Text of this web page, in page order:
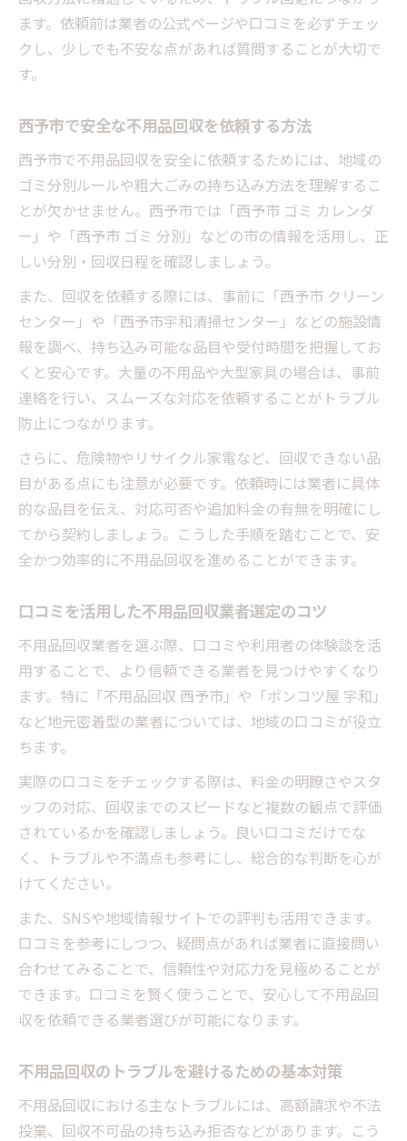
安心して依頼できる不用品回収見積もり方
法
回収後アフターサービスの重要性を徹底解説
スとは
特徴
トラブル時に頼れる不用品回収アフター対
応
満足度が高い不用品回収はアフターにも注
回収後のフォローがある不用品回収を選ぶ
利点
西予市特有のゴミ分別・処分ルール私的まとめ
西予市で不用品回収前に知るべき分別ルー
ル
ゴミカレンダー活用で不用品回収がスムー
ズに
西予市の粗大ごみ持ち込みと分別ポイント
不用品回収依頼時に守りたい処分ルール
クリーンセンター利用と不用品回収の関係
不用品回収でトラブルを防ぐための基礎知
識
危険物回収不可を理解した不用品回収依頼
法
悪質業者を避ける不用品回収の選び方
イント
回収後のトラブル事例から学ぶ安全対策
ます。依頼前は業者の公式ページや口コミを必ずチェッ
クし、少しでも不安な点があれば質問することが大切で
す。
西予市で安全な不用品回収を依頼する方法
西予市で不用品回収を安全に依頼するためには、地域の
ゴミ分別ルールや粗大ごみの持ち込み方法を理解するこ
とが欠かせません。西予市では「西予市 ゴミ カレンダ
ー」や「西予市 ゴミ 分別」などの市の情報を活用し、正
しい分別・回収日程を確認しましょう。
また、回収を依頼する際には、事前に「西予市 クリーン
センター」や「西予市宇和清掃センター」などの施設情
報を調べ、持ち込み可能な品目や受付時間を把握してお
くと安心です。大量の不用品や大型家具の場合は、事前
連絡を行い、スムーズな対応を依頼することがトラブル
防止につながります。
さらに、危険物やリサイクル家電など、回収できない品
目がある点にも注意が必要です。依頼時には業者に具体
的な品目を伝え、対応可否や追加料金の有無を明確にし
てから契約しましょう。こうした手順を踏むことで、安
全かつ効率的に不用品回収を進めることができます。
口コミを活用した不用品回収業者選定のコツ
不用品回収業者を選ぶ際、口コミや利用者の体験談を活
用することで、より信頼できる業者を見つけやすくなり
ます。特に「不用品回収 西予市」や「ポンコツ屋 宇和」
など地元密着型の業者については、地域の口コミが役立
ちます。
実際の口コミをチェックする際は、料金の明瞭さやスタ
ッフの対応、回収までのスピードなど複数の観点で評価
されているかを確認しましょう。良い口コミだけでな
く、トラブルや不満点も参考にし、総合的な判断を心が
けてください。
また、SNSや地域情報サイトでの評判も活用できます。
口コミを参考にしつつ、疑問点があれば業者に直接問い
合わせてみることで、信頼性や対応力を見極めることが
できます。口コミを賢く使うことで、安心して不用品回
収を依頼できる業者選びが可能になります。
不用品回収のトラブルを避けるための基本対策
不用品回収における主なトラブルには、高額請求や不法
投棄、回収不可品の持ち込み拒否などがあります。こう